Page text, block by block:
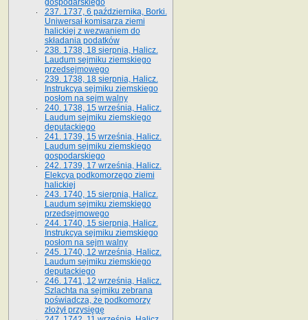
gospodarskiego
237. 1737, 6 października, Borki.
Uniwersał komisarza ziemi
halickiej z wezwaniem do
składania podatków
238. 1738, 18 sierpnia, Halicz.
Laudum sejmiku ziemskiego
przedsejmowego
239. 1738, 18 sierpnia, Halicz.
Instrukcya sejmiku ziemskiego
posłom na sejm walny
240. 1738, 15 września, Halicz.
Laudum sejmiku ziemskiego
deputackiego
241. 1739, 15 września, Halicz.
Laudum sejmiku ziemskiego
gospodarskiego
242. 1739, 17 września, Halicz.
Elekcya podkomorzego ziemi
halickiej
243. 1740, 15 sierpnia, Halicz.
Laudum sejmiku ziemskiego
przedsejmowego
244. 1740, 15 sierpnia, Halicz.
Instrukcya sejmiku ziemskiego
posłom na sejm walny
245. 1740, 12 września, Halicz.
Laudum sejmiku ziemskiego
deputackiego
246. 1741, 12 września, Halicz.
Szlachta na sejmiku zebrana
poświadcza, że podkomorzy
złożył przysięgę